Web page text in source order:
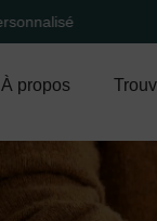
Aucun
À propos